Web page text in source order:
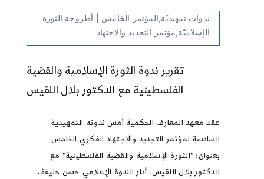
ندوات تمهيديّة,المؤتمر الخامس | أطروحة الثورة
الإسلاميّة,مؤتمر التجديد والاجتهاد
تقرير ندوة الثورة الإسلامية والقضية
الفلسطينية مع الدكتور بلال اللقيس
عقد معهد المعارف الحكمية أمس ندوته التمهيدية
السادسة لمؤتمر التجديد والاجتهاد الفكري الخامس
بعنوان: "الثورة الإسلامية والقضية الفلسطينية" مع
الدكتور بلال اللقيس، أدار الندوة الإعلامي حسن خليفة،